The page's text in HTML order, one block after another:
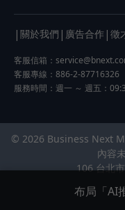
| 關於我們 | 廣告合作 | 徵
客服信箱：
客服專線：886-2-87716326
服務時間：週一 ～ 週五：
© 2026 Business Next
內容
106 台北
布局「AI